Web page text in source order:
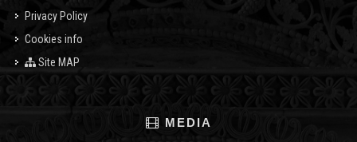
Privacy Policy
Cookies info
Site MAP
MEDIA